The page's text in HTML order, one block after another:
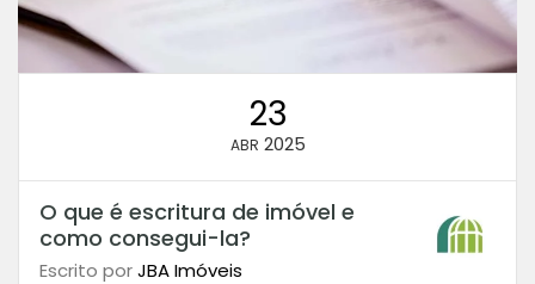
23
ABR 2025
O que é escritura de imóvel e
como consegui-la?
Escrito porJBA Imóveis